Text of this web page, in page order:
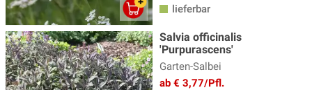
lieferbar
Salvia officinalis
'Purpurascens'
Garten-Salbei
ab € 3,77/Pfl.